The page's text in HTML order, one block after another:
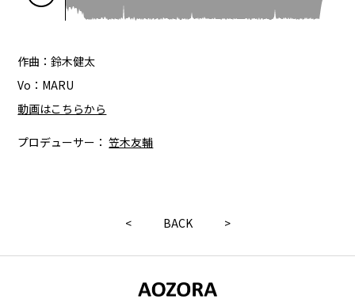
作曲：鈴木健太
Vo：MARU
動画はこちらから
プロデューサー：笠木友輔
< BACK >